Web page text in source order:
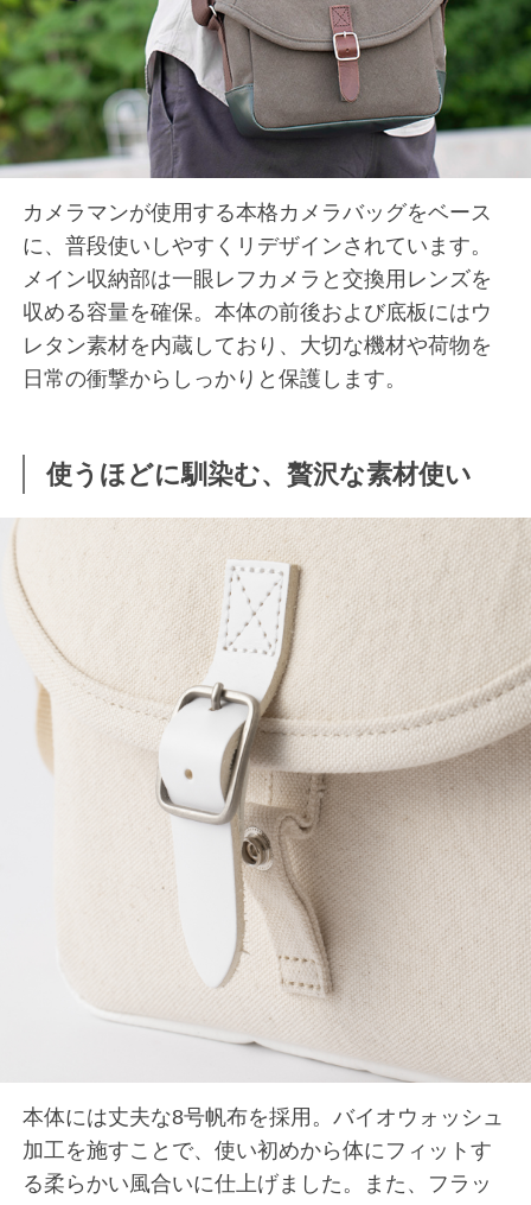
カメラマンが使用する本格カメラバッグをベース
に、普段使いしやすくリデザインされています。
メイン収納部は一眼レフカメラと交換用レンズを
収める容量を確保。本体の前後および底板にはウ
レタン素材を内蔵しており、大切な機材や荷物を
日常の衝撃からしっかりと保護します。
使うほどに馴染む、贅沢な素材使い
本体には丈夫な8号帆布を採用。バイオウォッシュ
加工を施すことで、使い初めから体にフィットす
る柔らかい風合いに仕上げました。また、フラッ